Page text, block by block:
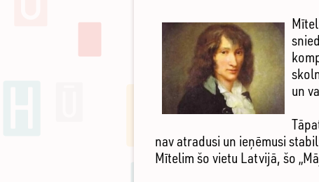
un
nav atradusi un ieņēmusi
Mītelim šo vietu Latvijā, šo